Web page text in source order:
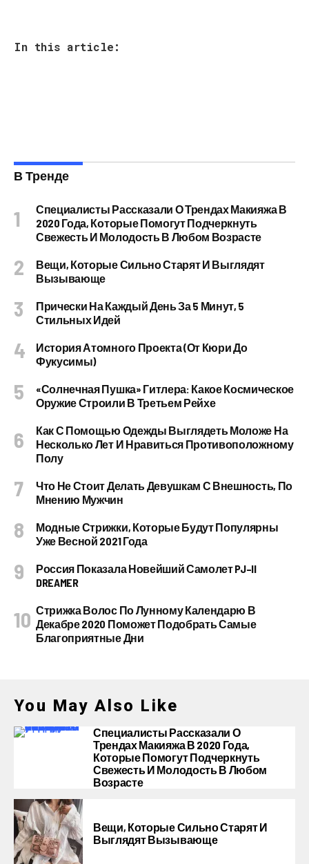
In this article:
В Тренде
Специалисты Рассказали О Трендах Макияжа В
2020 Года, Которые Помогут Подчеркнуть
Свежесть И Молодость В Любом Возрасте
Вещи, Которые Сильно Старят И Выглядят
Вызывающе
Прически На Каждый День За 5 Минут, 5
Стильных Идей
История Атомного Проекта (от Кюри До
Фукусимы)
«Солнечная Пушка» Гитлера: Какое Космическое
Оружие Строили В Третьем Рейхе
Как С Помощью Одежды Выглядеть Моложе На
Несколько Лет И Нравиться Противоположному
Полу
Что Не Стоит Делать Девушкам С Внешность, По
Мнению Мужчин
Модные Стрижки, Которые Будут Популярны
Уже Весной 2021 Года
Россия Показала Новейший Самолет PJ–II
DREAMER
Стрижка Волос По Лунному Календарю В
Декабре 2020 Поможет Подобрать Самые
Благоприятные Дни
You May Also Like
Специалисты Рассказали О
Трендах Макияжа В 2020 Года,
Которые Помогут Подчеркнуть
Свежесть И Молодость В Любом
Возрасте
Вещи, Которые Сильно Старят И
Выглядят Вызывающе